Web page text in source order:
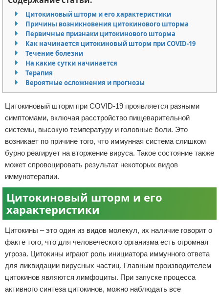
Разное
Право
Отказ от ответственности
Цитокиновый шторм и его характеристики
Причины возникновения цитокинового шторма
Первичные признаки цитокинового шторма
Как начинается цитокиновый шторм при COVID-19
Течение болезни
На какие сутки начинается
Терапия
Вероятные осложнения и прогнозы
Цитокиновый шторм при COVID-19 проявляется разными
симптомами, включая расстройство пищеварительной
системы, высокую температуру и головные боли. Это
возникает по причине того, что иммунная система слишком
бурно реагирует на вторжение вируса. Такое состояние также
может спровоцировать результат некоторых видов
иммунотерапии.
Цитокиновый шторм и его
характеристики
Цитокины – это один из видов молекул, их наличие говорит о
факте того, что для человеческого организма есть огромная
угроза. Цитокины играют роль инициатора иммунного ответа
для ликвидации вирусных частиц. Главным производителем
цитокинов являются лимфоциты. При запуске процесса
активного синтеза цитокинов, можно наблюдать все